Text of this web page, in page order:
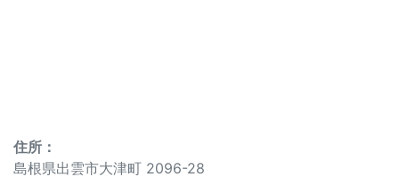
住所：
島根県出雲市大津町 2096-28